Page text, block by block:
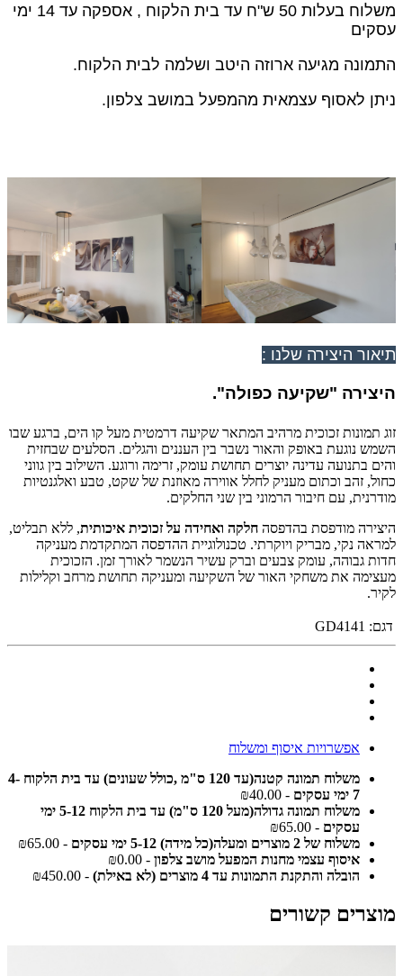
משלוח בעלות 50 ש"ח עד בית הלקוח , אספקה עד 14 ימי
עסקים
התמונה מגיעה ארוזה היטב ושלמה לבית הלקוח.
ניתן לאסוף עצמאית מהמפעל במושב צלפון.
תיאור היצירה שלנו :
היצירה "שקיעה כפולה".
זוג תמונות זכוכית מרהיב המתאר שקיעה דרמטית מעל קו הים, ברגע שבו
השמש נוגעת באופק והאור נשבר בין העננים והגלים. הסלעים שבחזית
והים בתנועה עדינה יוצרים תחושת עומק, זרימה ורוגע. השילוב בין גווני
כחול, זהב וכתום מעניק לחלל אווירה מאוזנת של שקט, טבע ואלגנטיות
מודרנית, עם חיבור הרמוני בין שני החלקים.
היצירה מודפסת בהדפסה חלקה ואחידה על זכוכית איכותית, ללא תבליט,
למראה נקי, מבריק ויוקרתי. טכנולוגיית ההדפסה המתקדמת מעניקה
חדות גבוהה, עומק צבעים וברק עשיר הנשמר לאורך זמן. הזכוכית
מעצימה את משחקי האור של השקיעה ומעניקה תחושת מרחב וקלילות
לקיר.
דגם: GD4141
אפשרויות איסוף ומשלוח
משלוח תמונה קטנה(עד 120 ס"מ ,כולל שעונים) עד בית הלקוח 4-
7 ימי עסקים
- ₪40.00
משלוח תמונה גדולה(מעל 120 ס"מ) עד בית הלקוח 5-12 ימי
עסקים - ₪65.00
משלוח של 2 מוצרים ומעלה(כל מידה) 5-12 ימי עסקים
- ₪65.00
איסוף עצמי מחנות המפעל מושב צלפון - ₪0.00
הובלה והתקנת התמונות עד 4 מוצרים (לא באילת)
- ₪450.00
מוצרים קשורים